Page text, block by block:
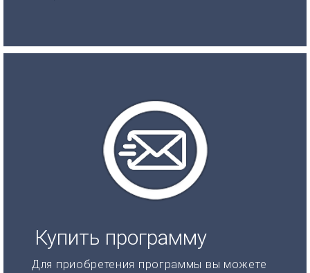
Купить программу
Для приобретения программы вы можете